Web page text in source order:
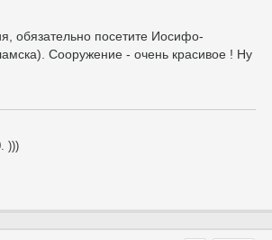
обязательно посетите Иосифо-
Сооружение - очень красивое ! Ну
)))